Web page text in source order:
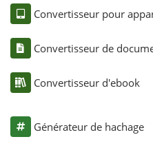
Convertisseur pour
Convertisseur de
Convertisseur d'ebook
Générateur de hachage